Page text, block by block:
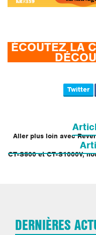
ÉCOUTEZ LA
Twitter
l’article
Aller plus loin avec
CT-S500 et CT-S1000V,
DERNIÈRES